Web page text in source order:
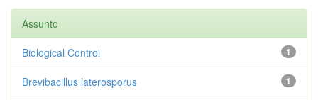
Assunto
1
Biological Control
1
Brevibacillus laterosporus